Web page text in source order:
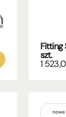
Fitting
szt.
1
nowe